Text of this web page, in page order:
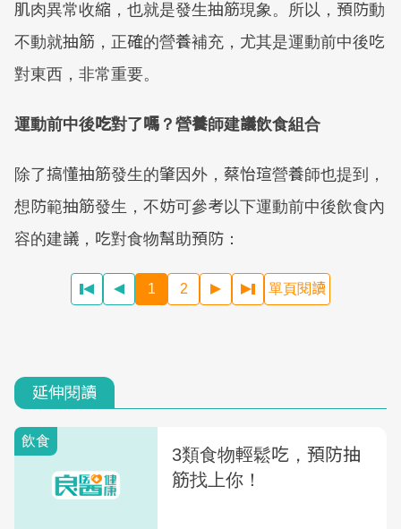
肌肉異常收縮，也就是發生抽筋現象。所以，預防動
不動就抽筋，正確的營養補充，尤其是運動前中後吃
對東西，非常重要。
運動前中後吃對了嗎？營養師建議飲食組合
除了搞懂抽筋發生的肇因外，蔡怡瑄營養師也提到，
想防範抽筋發生，不妨可參考以下運動前中後飲食內
容的建議，吃對食物幫助預防：
1 2 單頁閱讀
延伸閱讀
飲食
3類食物輕鬆吃，預防抽
筋找上你！